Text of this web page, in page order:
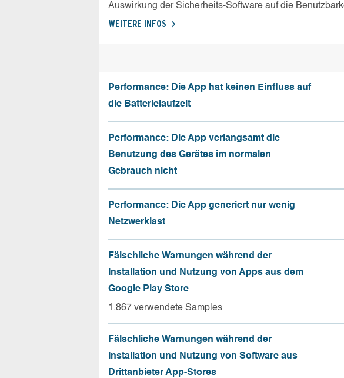
Auswirkung der Sicherheits-Software auf die
WEITERE INFOS
Performance: Die App hat keinen Einfluss auf
die Batterielaufzeit
Performance: Die App verlangsamt die
Benutzung des Gerätes im normalen
Gebrauch nicht
Performance: Die App generiert nur wenig
Netzwerklast
Fälschliche Warnungen während der
Installation und Nutzung von Apps aus dem
Google Play Store
1.867 verwendete Samples
Fälschliche Warnungen während der
Installation und Nutzung von Software aus
Drittanbieter App-Stores